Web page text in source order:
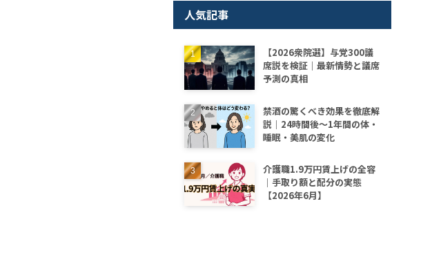
人気記事
【2026衆院選】与党300議
席説を検証｜最新情勢と議席
予測の真相
禁酒の驚くべき効果を徹底解
説｜24時間後〜1年間の体・
睡眠・美肌の変化
介護職1.9万円賃上げの全容
｜手取り額と配分の実態
【2026年6月】